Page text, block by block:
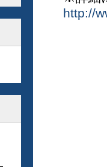
http://